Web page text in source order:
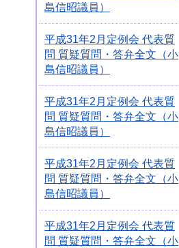
島信昭議員）
平成31年2月定例会 代表質
問 質疑質問・答弁全文（小
島信昭議員）
平成31年2月定例会 代表質
問 質疑質問・答弁全文（小
島信昭議員）
平成31年2月定例会 代表質
問 質疑質問・答弁全文（小
島信昭議員）
平成31年2月定例会 代表質
問 質疑質問・答弁全文（小